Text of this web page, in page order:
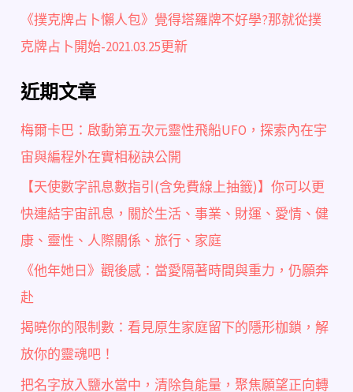
《撲克牌占卜懶人包》覺得塔羅牌不好學?那就從撲
克牌占卜開始-2021.03.25更新
近期文章
梅爾卡巴：啟動第五次元靈性飛船UFO，探索內在宇
宙與編程外在實相秘訣公開
【天使數字訊息數指引(含免費線上抽籤)】你可以更
快連結宇宙訊息，關於生活、事業、財運、愛情、健
康、靈性、人際關係、旅行、家庭
《他年她日》觀後感：當愛隔著時間與重力，仍願奔
赴
揭曉你的限制數：看見原生家庭留下的隱形枷鎖，解
放你的靈魂吧！
把名字放入鹽水當中，清除負能量，聚焦願望正向轉